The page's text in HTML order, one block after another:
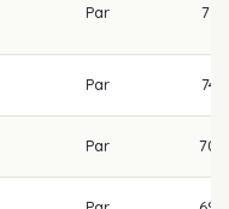
Par 71
Par 74
Par 70